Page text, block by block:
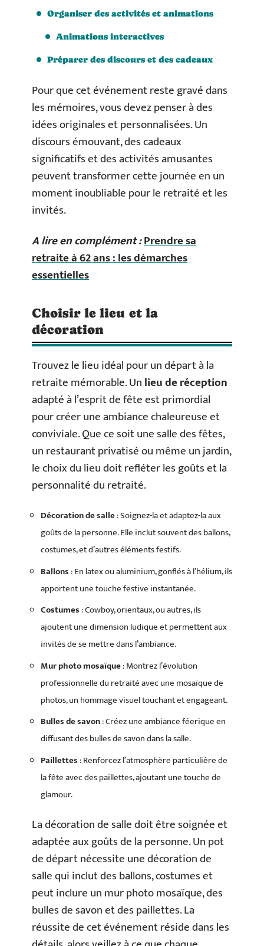
Organiser des activités et animations
Animations interactives
Préparer des discours et des cadeaux
Pour que cet événement reste gravé dans
les mémoires, vous devez penser à des
idées originales et personnalisées. Un
discours émouvant, des cadeaux
significatifs et des activités amusantes
peuvent transformer cette journée en un
moment inoubliable pour le retraité et les
invités.
A lire en complément :Prendre sa
retraite à 62 ans : les démarches
essentielles
Choisir le lieu et la
décoration
Trouvez le lieu idéal pour un départ à la
retraite mémorable. Unlieu de réception
adapté à l’esprit de fête est primordial
pour créer une ambiance chaleureuse et
conviviale. Que ce soit une salle des fêtes,
un restaurant privatisé ou même un jardin,
le choix du lieu doit refléter les goûts et la
personnalité du retraité.
Décoration de salle: Soignez-la et adaptez-la aux
goûts de la personne. Elle inclut souvent des ballons,
costumes, et d’autres éléments festifs.
Ballons: En latex ou aluminium, gonflés à l’hélium, ils
apportent une touche festive instantanée.
Costumes: Cowboy, orientaux, ou autres, ils
ajoutent une dimension ludique et permettent aux
invités de se mettre dans l’ambiance.
Mur photo mosaïque: Montrez l’évolution
professionnelle du retraité avec une mosaïque de
photos, un hommage visuel touchant et engageant.
Bulles de savon: Créez une ambiance féerique en
diffusant des bulles de savon dans la salle.
Paillettes: Renforcez l’atmosphère particulière de
la fête avec des paillettes, ajoutant une touche de
glamour.
La décoration de salle doit être soignée et
adaptée aux goûts de la personne. Un pot
de départ nécessite une décoration de
salle qui inclut des ballons, costumes et
peut inclure un mur photo mosaïque, des
bulles de savon et des paillettes. La
réussite de cet événement réside dans les